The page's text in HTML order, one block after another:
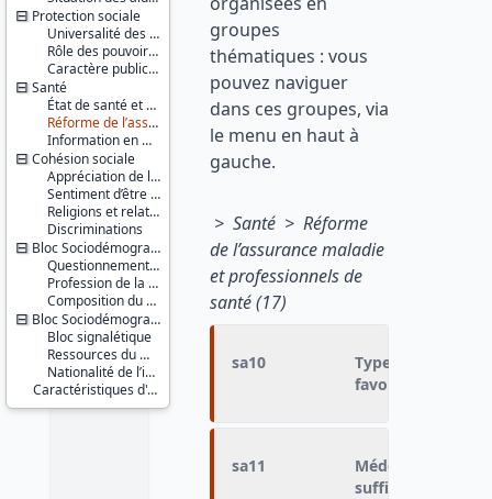
Protection sociale
Universalité des droits et financement de la protection sociale
Rôle des pouvoirs publics en France et rôle de l’Europe
Caractère public de la protection sociale et arbitrage entre montant des cotisations et niveau de prestation
Santé
État de santé et accès aux soins
Réforme de l’assurance maladie et professionnels de santé
Information en matière de santé, dépenses de santé et consommation de soins
Cohésion sociale
Appréciation de la cohésion sociale
Sentiment d’être intégré dans la société
Religions et relations entre les cultures
Discriminations
Bloc Sociodémographique - Partie 1
Questionnement socio-démographique général
Profession de la personne de référence
Composition du ménage
Bloc Sociodémographique - Partie 2
Bloc signalétique
Ressources du ménage
Nationalité de l’interviewé et de ses parents
Caractéristiques d'enquête
DREES
Diffuseur :
Progedo-
groupes
thématiques : vous
pouvez naviguer
dans ces groupes, via
le menu en haut à
gauche.
> Santé > Réforme
de l’assurance maladie
et professionnels de
santé (17)
sa10
Type de
favoriser
sa11
Médecin
suffisamment de